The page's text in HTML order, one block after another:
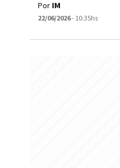
Por IM
22/06/2026- 10:35hs